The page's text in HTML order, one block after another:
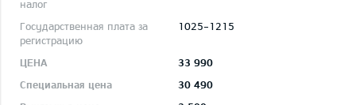
1025-1215
33 990
30 490